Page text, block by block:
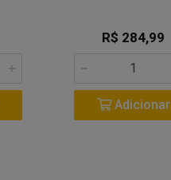
R$ 284,99
Adicionar